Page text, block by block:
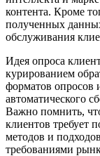
контента. Кроме
полученных
обслуживания
Идея опроса
курированием
форматов опросов
автоматического
Важно помнить,
клиентов требует
методов и
требованиями